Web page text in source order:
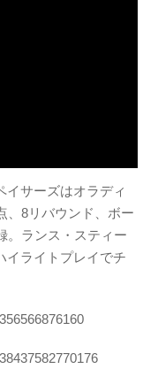
イサーズはオラディ
、8リバウンド、ボー
。ランス・スティー
イライトプレイでチ